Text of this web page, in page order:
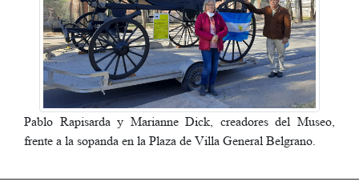
Pablo Rapisarda y Marianne Dick, creadores del Museo,
frente a la sopanda en la Plaza de Villa General Belgrano.